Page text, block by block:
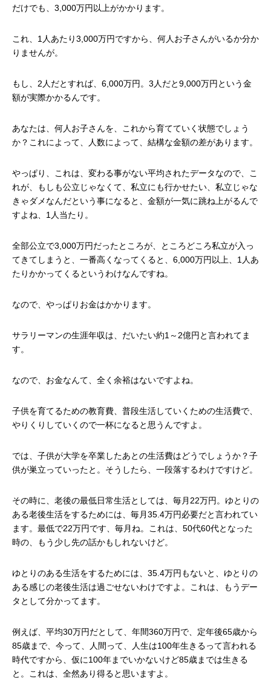
だけでも、 3,000万円以上がかかります。
これ、 1人あたり3,000万円ですから、何人お子さんがいるか分か
りませんが。
もし、 2人だとすれば、 6,000万円。 3人だと9,000万円という金
額が実際かかるんです。
あなたは、何人お子さんを、これから育てていく状態でしょう
か？これによって、人数によって、結構な金額の差があります。
やっぱり、これは、変わる事がない平均されたデータなので、こ
れが、もしも公立じゃなくて、私立にも行かせたい、私立じゃな
きゃダメなんだという事になると、金額が一気に跳ね上がるんで
すよね、 1人当たり。
全部公立で3,000万円だったところが、ところどころ私立が入っ
てきてしまうと、一番高くなってくると、 6,000万円以上、 1人あ
たりかかってくるというわけなんですね。
なので、やっぱりお金はかかります。
サラリーマンの生涯年収は、だいたい約1～2億円と言われてま
す。
なので、お金なんて、全く余裕はないですよね。
子供を育てるための教育費、普段生活していくための生活費で、
やりくりしていくので一杯になると思うんですよ。
では、子供が大学を卒業したあとの生活費はどうでしょうか？子
供が巣立っていったと。そうしたら、一段落するわけですけど。
その時に、老後の最低日常生活としては、毎月22万円。ゆとりの
ある老後生活をするためには、毎月35.4万円必要だと言われてい
ます。最低で22万円です、毎月ね。これは、 50代60代となった
時の、もう少し先の話かもしれないけど。
ゆとりのある生活をするためには、 35.4万円もないと、ゆとりの
ある感じの老後生活は過ごせないわけですよ。これは、もうデー
タとして分かってます。
例えば、平均30万円だとして、年間360万円で、定年後65歳から
85歳まで、今って、人間って、人生は100年生きるって言われる
時代ですから、仮に100年までいかないけど85歳までは生きる
と。これは、全然あり得ると思いますよ。